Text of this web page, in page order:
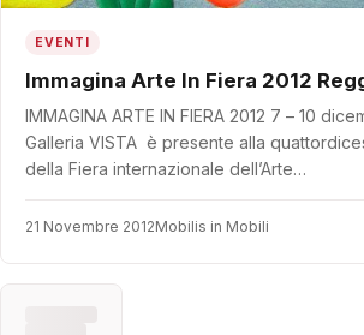
EVENTI
Immagina Arte In Fiera 2012
IMMAGINA ARTE IN FIERA 2012 7 – 10
Galleria VISTA è presente alla
della Fiera internazionale dell’Arte…
21 Novembre 2012Mobilis in Mobili